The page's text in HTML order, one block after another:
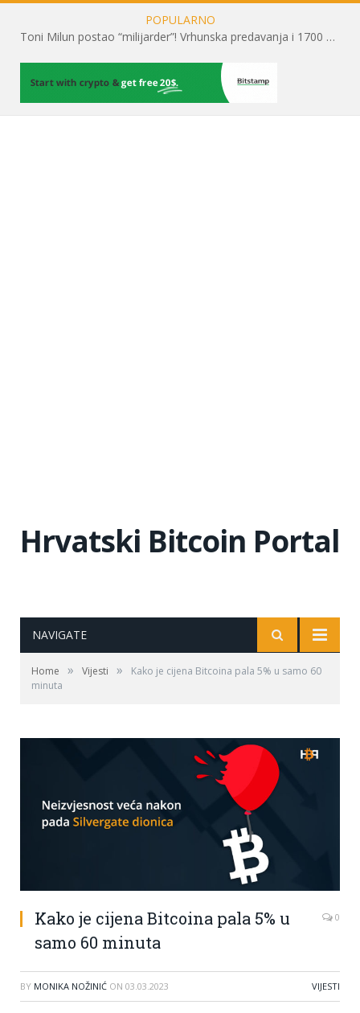
POPULARNO
Toni Milun postao “milijarder”! Vrhunska predavanja i 1700 posjetitelja obilježili su mjesec financijske pismenosti
Hrvatski Bitcoin Portal
NAVIGATE
Home » Vijesti »
Kako je cijena Bitcoina pala 5% u samo 60
minuta
Kako je cijena Bitcoina pala 5% u
samo 60 minuta
0
BY MONIKA NOŽINIĆ ON 03.03.2023 VIJESTI